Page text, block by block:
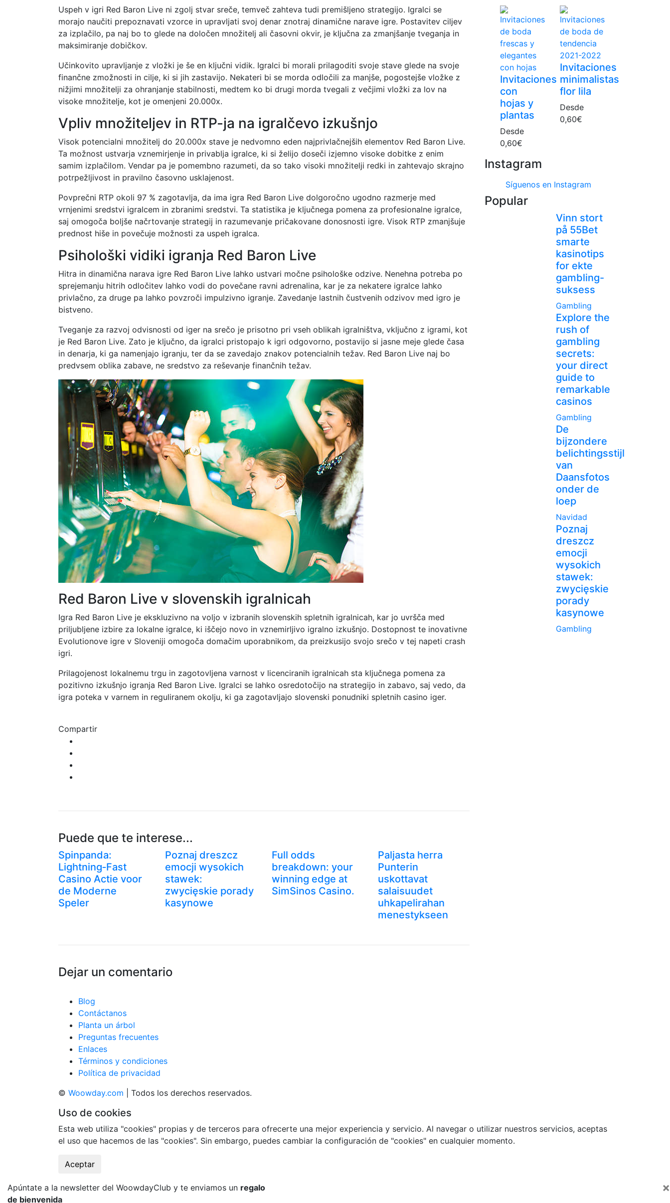
Uspeh v igri Red Baron Live ni zgolj stvar sreče, temveč zahteva tudi premišljeno strategijo. Igralci se
morajo naučiti prepoznavati vzorce in upravljati svoj denar znotraj dinamične narave igre. Postavitev ciljev
za izplačilo, pa naj bo to glede na določen množitelj ali časovni okvir, je ključna za zmanjšanje tveganja in
maksimiranje dobičkov.
Učinkovito upravljanje z vložki je še en ključni vidik. Igralci bi morali prilagoditi svoje stave glede na svoje
finančne zmožnosti in cilje, ki si jih zastavijo. Nekateri bi se morda odločili za manjše, pogostejše vložke z
nižjimi množitelji za ohranjanje stabilnosti, medtem ko bi drugi morda tvegali z večjimi vložki za lov na
visoke množitelje, kot je omenjeni 20.000x.
Vpliv množiteljev in RTP-ja na igralčevo izkušnjo
Visok potencialni množitelj do 20.000x stave je nedvomno eden najprivlačnejših elementov Red Baron Live.
Ta možnost ustvarja vznemirjenje in privablja igralce, ki si želijo doseči izjemno visoke dobitke z enim
samim izplačilom. Vendar pa je pomembno razumeti, da so tako visoki množitelji redki in zahtevajo skrajno
potrpežljivost in pravilno časovno usklajenost.
Povprečni RTP okoli 97 % zagotavlja, da ima igra Red Baron Live dolgoročno ugodno razmerje med
vrnjenimi sredstvi igralcem in zbranimi sredstvi. Ta statistika je ključnega pomena za profesionalne igralce,
saj omogoča boljše načrtovanje strategij in razumevanje pričakovane donosnosti igre. Visok RTP zmanjšuje
prednost hiše in povečuje možnosti za uspeh igralca.
Psihološki vidiki igranja Red Baron Live
Hitra in dinamična narava igre Red Baron Live lahko ustvari močne psihološke odzive. Nenehna potreba po
sprejemanju hitrih odločitev lahko vodi do povečane ravni adrenalina, kar je za nekatere igralce lahko
privlačno, za druge pa lahko povzroči impulzivno igranje. Zavedanje lastnih čustvenih odzivov med igro je
bistveno.
Tveganje za razvoj odvisnosti od iger na srečo je prisotno pri vseh oblikah igralništva, vključno z igrami, kot
je Red Baron Live. Zato je ključno, da igralci pristopajo k igri odgovorno, postavijo si jasne meje glede časa
in denarja, ki ga namenjajo igranju, ter da se zavedajo znakov potencialnih težav. Red Baron Live naj bo
predvsem oblika zabave, ne sredstvo za reševanje finančnih težav.
Red Baron Live v slovenskih igralnicah
Igra Red Baron Live je ekskluzivno na voljo v izbranih slovenskih spletnih igralnicah, kar jo uvršča med
priljubljene izbire za lokalne igralce, ki iščejo novo in vznemirljivo igralno izkušnjo. Dostopnost te inovativne
Evolutionove igre v Sloveniji omogoča domačim uporabnikom, da preizkusijo svojo srečo v tej napeti crash
igri.
Prilagojenost lokalnemu trgu in zagotovljena varnost v licenciranih igralnicah sta ključnega pomena za
pozitivno izkušnjo igranja Red Baron Live. Igralci se lahko osredotočijo na strategijo in zabavo, saj vedo, da
igra poteka v varnem in reguliranem okolju, ki ga zagotavljajo slovenski ponudniki spletnih casino iger.
Compartir
Puede que te interese...
Spinpanda:
Lightning‑Fast
Casino Actie voor
de Moderne
Speler
Poznaj dreszcz
emocji wysokich
stawek:
zwycięskie porady
kasynowe
Full odds
breakdown: your
winning edge at
SimSinos Casino.
Paljasta herra
Punterin
uskottavat
salaisuudet
uhkapelirahan
menestykseen
Dejar un comentario
Invitaciones
con
hojas y
plantas
Desde
0,60€
Invitaciones
minimalistas
flor lila
Desde
0,60€
Instagram
Síguenos en Instagram
Popular
Vinn stort
på 55Bet
smarte
kasinotips
for ekte
gambling-
suksess
Gambling
Explore the
rush of
gambling
secrets:
your direct
guide to
remarkable
casinos
Gambling
De
bijzondere
belichtingsstijl
van
Daansfotos
onder de
loep
Navidad
Poznaj
dreszcz
emocji
wysokich
stawek:
zwycięskie
porady
kasynowe
Gambling
Blog
Contáctanos
Planta un árbol
Preguntas frecuentes
Enlaces
Términos y condiciones
Política de privacidad
© Woowday.com | Todos los derechos reservados.
Uso de cookies
Esta web utiliza "cookies" propias y de terceros para ofrecerte una mejor experiencia y servicio. Al navegar o utilizar nuestros servicios, aceptas
el uso que hacemos de las "cookies". Sin embargo, puedes cambiar la configuración de "cookies" en cualquier momento.
Aceptar
×
Apúntate a la newsletter del WoowdayClub y te enviamos un regalo
de bienvenida